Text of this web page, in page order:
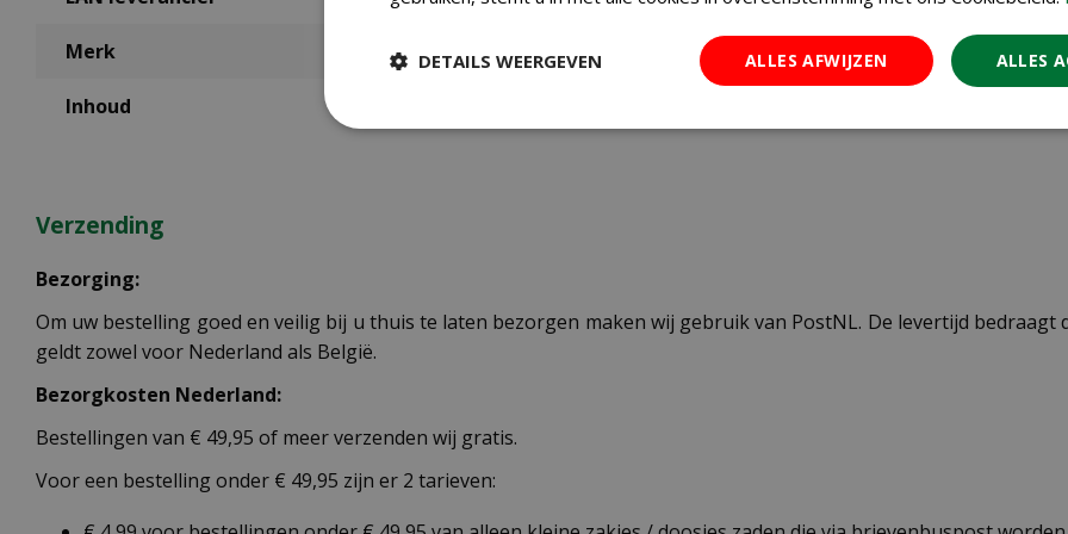
Merk Pokon
Inhoud
Verzending
Bezorging:
Om uw bestelling goed en veilig bij u thuis te laten bezorgen maken wij gebruik van PostNL. De levertijd
geldt zowel voor Nederland als België.
Bezorgkosten Nederland:
Bestellingen van € 49,95 of meer verzenden wij gratis.
Voor een bestelling onder € 49,95 zijn er 2 tarieven:
ALLES
ALLES AFWIJZEN
DETAILS WEERGEVEN